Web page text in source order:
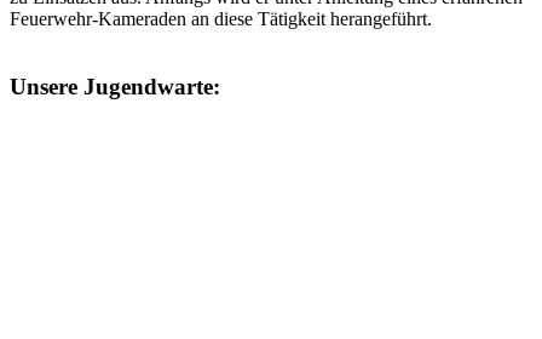
Feuerwehr-Kameraden an diese Tätigkeit herangeführt.
Unsere Jugendwarte: